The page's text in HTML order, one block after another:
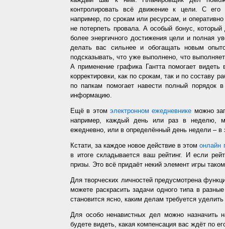
контролировать всё движение к цели. С
например, по срокам или ресурсам, и
не потерпеть провала. А особый бонус,
более энергичного достижения цели и полная
делать вас сильнее и обогащать новым
подсказывать, что уже выполнено, что
А применение графика Гантта помогает
корректировки, как по срокам, так и по составу
по папкам помогает навести полный порядок
информацию.
Ещё в этомэлектронном ежедневнике можно
например, каждый день или раз в неделю,
ежедневно, или в определённый день недели – в
Кстати, за каждое новое действие в этомонлайн
в итоге складывается ваш рейтинг. И если
призы. Это всё придаёт некий элемент игры
Для творческих личностей предусмотрена
можете раскрасить задачи одного типа в
становится ясно, каким делам требуется
Для особо ненавистных дел можно назначить
будете видеть, какая компенсация вас ждёт по